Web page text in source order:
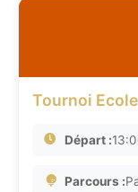
Tournoi
Départ :
Parcours :